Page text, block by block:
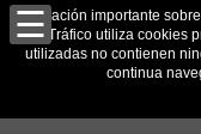
Información importante
de Tráfico utiliza cookies
utilizadas no contienen
continua